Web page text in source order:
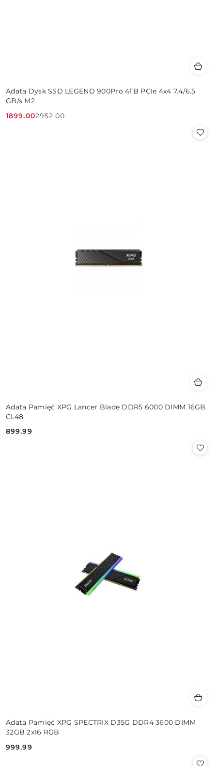
Adata Dysk SSD LEGEND 900Pro 4TB PCIe 4x4 7.4/6.5
GB/s M2
Cena
1899.00
Cena
2952.00
Adata Pamięć XPG Lancer Blade DDR5 6000 DIMM 16GB
CL48
Cena:
899.99
Adata Pamięć XPG SPECTRIX D35G DDR4 3600 DIMM
32GB 2x16 RGB
Cena:
999.99